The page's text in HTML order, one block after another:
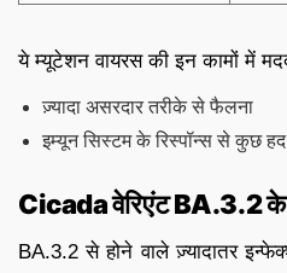
ये म्यूटेशन वायरस की इन कामों में
ज़्यादा असरदार तरीके से फैलना
इम्यून सिस्टम के रिस्पॉन्स से कुछ
Cicada वेरिएंट BA.3.2 के
BA.3.2 से होने वाले ज़्यादातर